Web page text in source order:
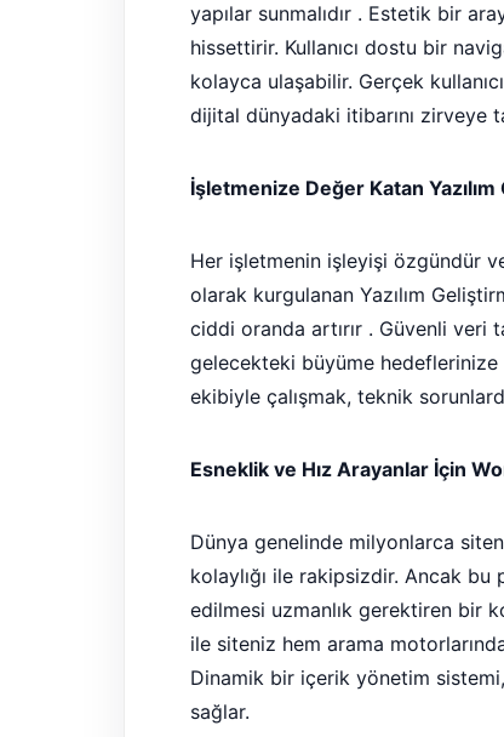
yapılar sunmalıdır . Estetik bir
hissettirir. Kullanıcı dostu bir
kolayca ulaşabilir. Gerçek
dijital dünyadaki itibarını zirveye
İşletmenize Değer Katan
Her işletmenin işleyişi özgündür
olarak kurgulanan Yazılım
ciddi oranda artırır . Güvenli veri
gelecekteki büyüme hedeflerinize
ekibiyle çalışmak, teknik
Esneklik ve Hız Arayanlar İçin
Dünya genelinde milyonlarca
kolaylığı ile rakipsizdir. Ancak
edilmesi uzmanlık gerektiren bir
ile siteniz hem arama
Dinamik bir içerik yönetim
sağlar.